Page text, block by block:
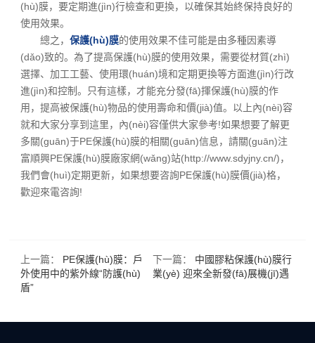
(hù)膜，要定期進(jìn)行檢查和更換，以確保其始終保持良好的
使用效果。
總之，保護(hù)膜的使用效果不佳可能是由多種因素導
(dǎo)致的。為了提高保護(hù)膜的使用效果，需要從材質(zhì)
選擇、加工工藝、使用環(huán)境和定期更換等方面進(jìn)行改
進(jìn)和控制。只有這樣，才能充分發(fā)揮保護(hù)膜的作
用，提高被保護(hù)物品的使用壽命和價(jià)值。以上內(nèi)容
就和大家分享到這里，內(nèi)容僅供大家參考!如果想要了解更
多關(guān)于PE保護(hù)膜的相關(guān)信息，請關(guān)注
富順興PE保護(hù)膜廠家網(wǎng)站(http://www.sdyjny.cn/)，
我們會(huì)定期更新，如果想要咨詢PE保護(hù)膜價(jià)格，
歡迎來電咨詢!
上一篇：
PE保護(hù)膜：戶
外使用中的紫外線“防護(hù)
盾”
下一篇：
中國膠粘保護(hù)膜行
業(yè) 迎來全新發(fā)展機(jī)遇